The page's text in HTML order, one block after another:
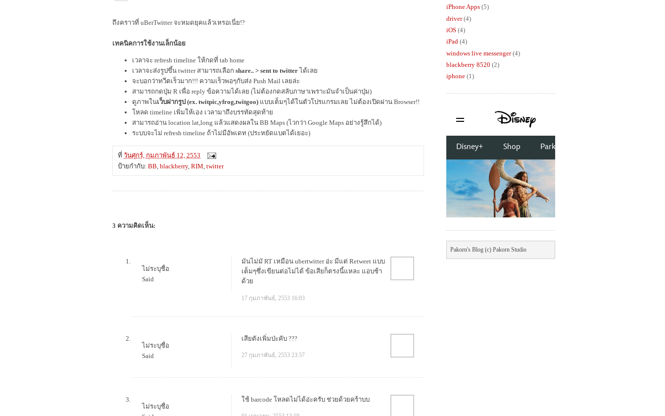
ถึงคราวที่ uBerTwitter จะหมดยุคแล้วเหรอเนี่ย!?
เทคนิคการใช้งานเล็กน้อย
เวลาจะ refresh timeline ให้กดที่ tab home
เวลาจะส่งรูปขึ้น twitter สามารถเลือก share.. > sent to twitter ได้เลย
จะบอกว่าทวีตเร็วมาก!!! ความเร็วพอๆกับส่ง Push Mail เลยล่ะ
สามารถกดปุ่ม R เพื่อ reply ข้อความได้เลย (ไม่ต้องกดสลับภาษาเพราะมันจำเป็นค่าปุ่ม)
ดูภาพในเว็บฝากรูป (ex. twitpic,yfrog,twitgoo) แบบเต็มๆได้ในตัวโปรแกรมเลย ไม่ต้องเปิดผ่าน Browser!!
โหลด timeline เพิ่มให้เอง เวลามาถึงบรรทัดสุดท้าย
สามารถอ่าน location lat,long แล้วแสดงผลใน BB Maps (ไวกว่า Google Maps อย่างรู้สึกได้)
ระบบจะไม่ refresh timeline ถ้าไม่มีอัพเดท (ประหยัดแบตได้เยอะ)
ที่ วันศุกร์, กุมภาพันธ์ 12, 2553
ป้ายกำกับ: BB, blackberry, RIM, twitter
3 ความคิดเห็น:
ไม่ระบุชื่อ
Said
มันไม่มั RT เหมือน ubertwitter อ่ะ มีแต่ Retweet แบบ
เต็มๆซึ่งเขียนต่อไม่ได้ ข้อเสียก็ตรงนี้แหละ แอบช้า
ด้วย
17 กุมภาพันธ์, 2553 16:03
ไม่ระบุชื่อ
Said
เสียตังเพิ่มป่ะคับ ???
27 กุมภาพันธ์, 2553 23:57
ไม่ระบุชื่อ
ใช้ barcode โหลดไม่ได้อ่ะครับ ช่วยด้วยคร้าบบ
iPhone Apps (5)
driver (4)
iOS (4)
iPad (4)
windows live messenger (4)
blackberry 8520 (2)
iphone (1)
Pakorn's Blog (c) Pakorn Studio